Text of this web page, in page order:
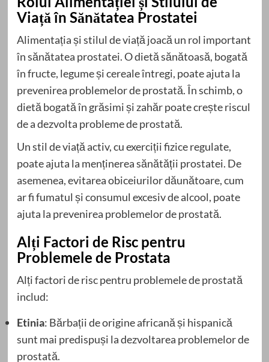
Viață în Sănătatea Prostatei
Alimentația și stilul de viață joacă un rol important
în sănătatea prostatei. O dietă sănătoasă, bogată
în fructe, legume și cereale întregi, poate ajuta la
prevenirea problemelor de prostată. În schimb, o
dietă bogată în grăsimi și zahăr poate crește riscul
de a dezvolta probleme de prostată.
Un stil de viață activ, cu exerciții fizice regulate,
poate ajuta la menținerea sănătății prostatei. De
asemenea, evitarea obiceiurilor dăunătoare, cum
ar fi fumatul și consumul excesiv de alcool, poate
ajuta la prevenirea problemelor de prostată.
Alți Factori de Risc pentru
Problemele de Prostata
Alți factori de risc pentru problemele de prostată
includ:
Etinia: Bărbații de origine africană și hispanică
sunt mai predispuși la dezvoltarea problemelor de
prostată.